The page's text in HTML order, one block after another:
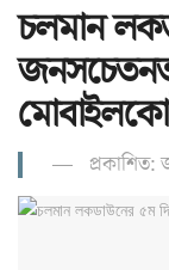
চলমান
প্রকাশিত: